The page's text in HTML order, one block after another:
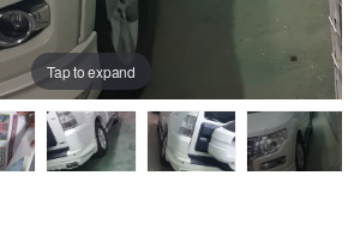
Tap to expand